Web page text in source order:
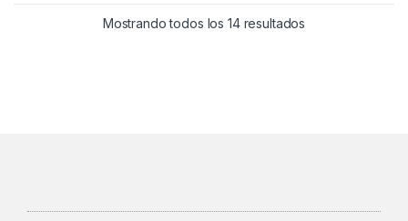
Mostrando todos los 14 resultados